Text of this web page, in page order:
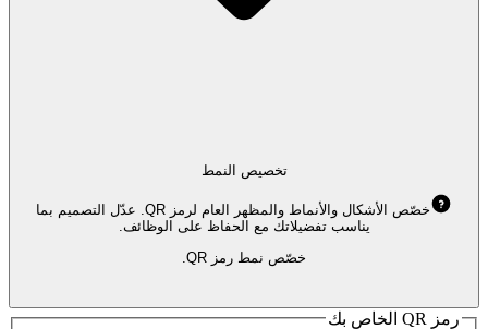
تخصيص النمط
خصّص الأشكال والأنماط والمظهر العام لرمز QR. عدّل التصميم بما
يناسب تفضيلاتك مع الحفاظ على الوظائف.
خصّص نمط رمز QR.
رمز QR الخاص بك